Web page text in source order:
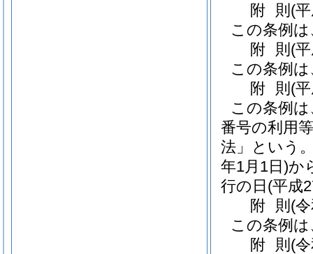
附 則 (
この条例
附 則 (
この条例
附 則 (
この条例
番号の利用
法」という
年1月1日)か
行の日 (平成
附 則 (
この条例
附 則 (